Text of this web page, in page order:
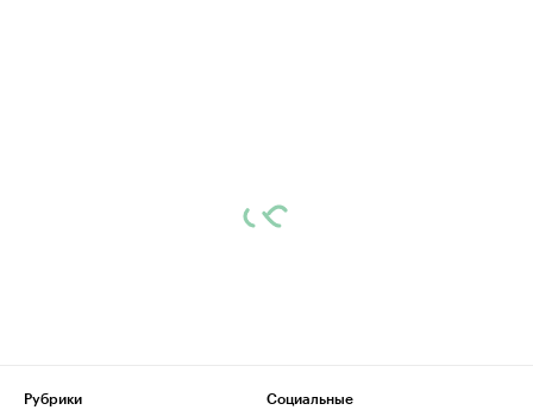
Рубрики
Социальные